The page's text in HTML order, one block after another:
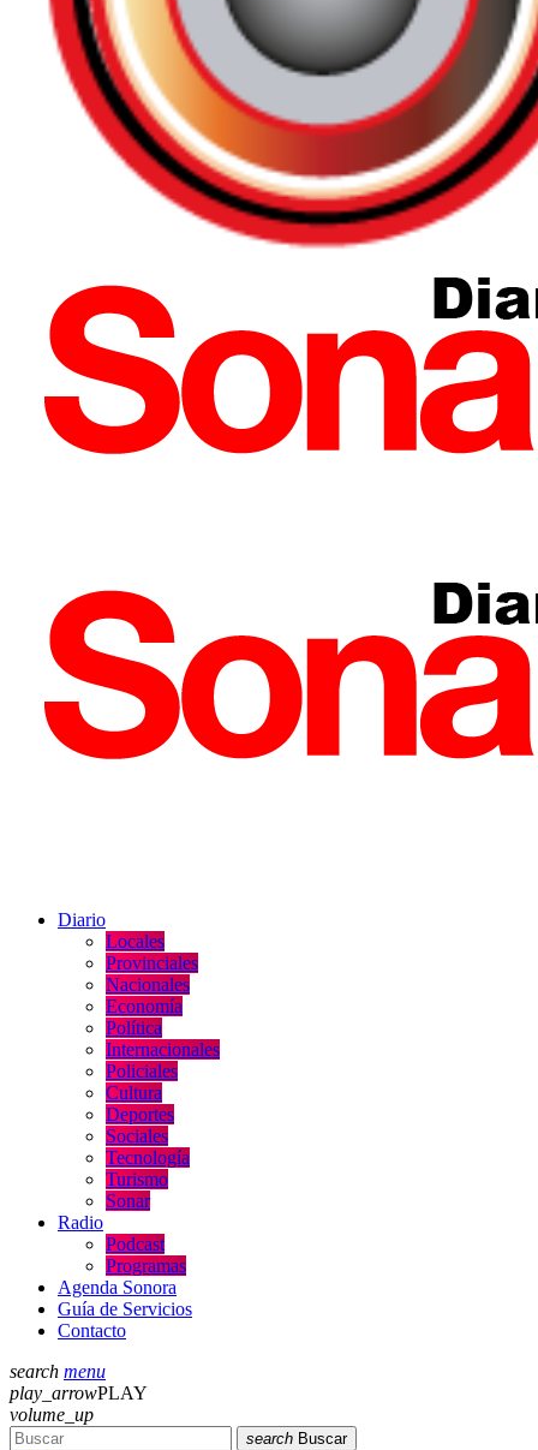
Diario
Locales
Provinciales
Nacionales
Economía
Política
Internacionales
Policiales
Cultura
Deportes
Sociales
Tecnología
Turismo
Sonar
Radio
Podcast
Programas
Agenda Sonora
Guía de Servicios
Contacto
search menu
play_arrowPLAY
volume_up
search Buscar